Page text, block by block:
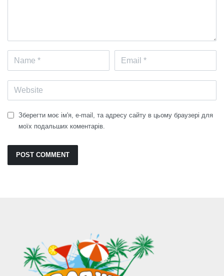
Зберегти моє ім'я, e-mail, та адресу сайту в цьому браузері для
моїх подальших коментарів.